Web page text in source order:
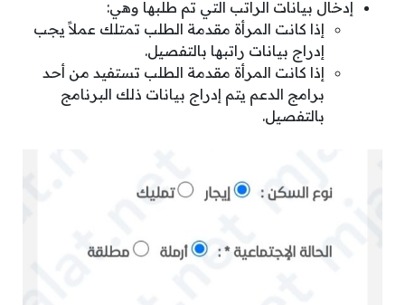
إدخال بيانات الراتب التي تم طلبها وهي:
إذا كانت المرأة مقدمة الطلب تمتلك عملاً يجب
إدراج بيانات راتبها بالتفصيل.
إذا كانت المرأة مقدمة الطلب تستفيد من أحد
برامج الدعم يتم إدراج بيانات ذلك البرنامج
بالتفصيل.